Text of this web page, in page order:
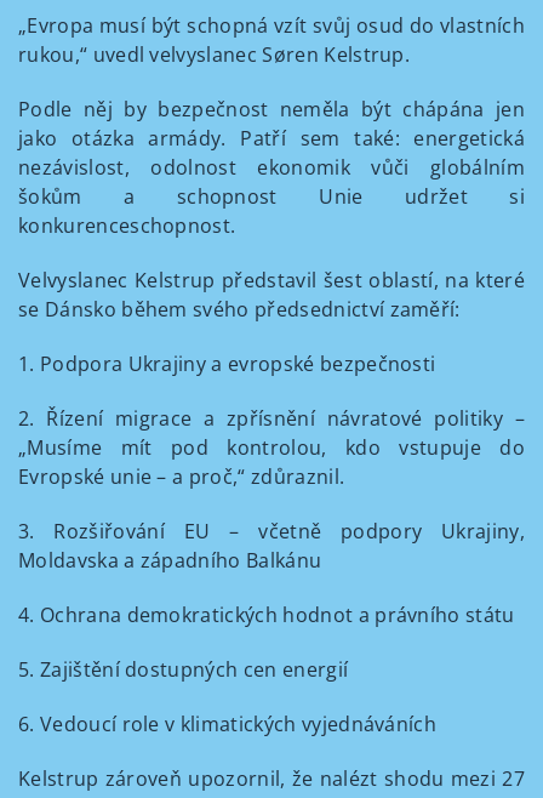
„Evropa musí být schopná vzít svůj osud do vlastních
rukou,“ uvedl velvyslanec Søren Kelstrup.
Podle něj by bezpečnost neměla být chápána jen
jako otázka armády. Patří sem také: energetická
nezávislost, odolnost ekonomik vůči globálním
šokům a schopnost Unie udržet si
konkurenceschopnost.
Velvyslanec Kelstrup představil šest oblastí, na které
se Dánsko během svého předsednictví zaměří:
1. Podpora Ukrajiny a evropské bezpečnosti
2. Řízení migrace a zpřísnění návratové politiky –
„Musíme mít pod kontrolou, kdo vstupuje do
Evropské unie – a proč,“ zdůraznil.
3. Rozšiřování EU – včetně podpory Ukrajiny,
Moldavska a západního Balkánu
4. Ochrana demokratických hodnot a právního státu
5. Zajištění dostupných cen energií
6. Vedoucí role v klimatických vyjednáváních
Kelstrup zároveň upozornil, že nalézt shodu mezi 27